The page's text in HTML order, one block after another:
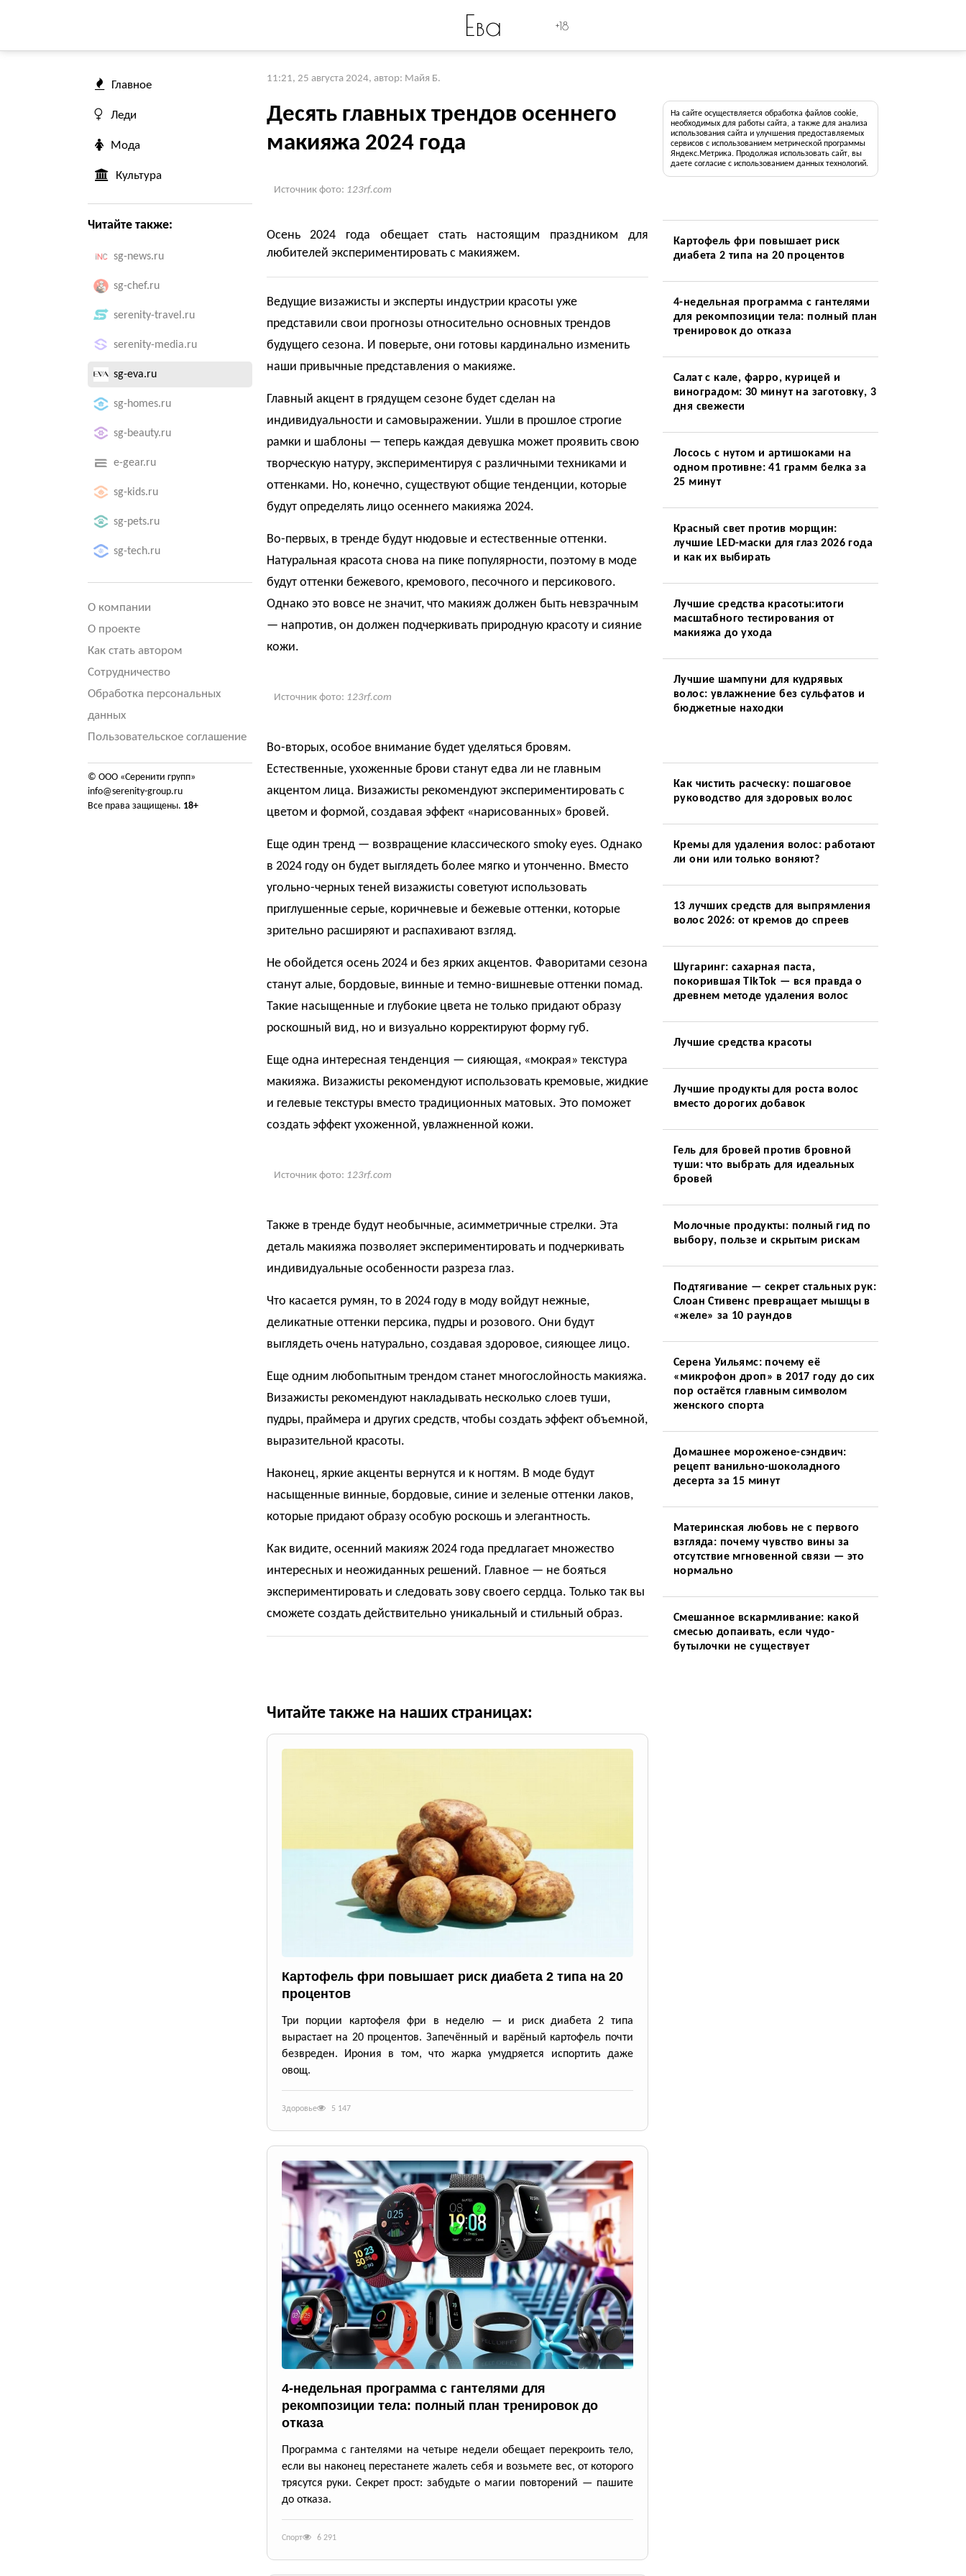
Ева +18
Главное
Леди
Мода
Культура
Читайте также:
sg-news.ru
sg-chef.ru
serenity-travel.ru
serenity-media.ru
sg-eva.ru
sg-homes.ru
sg-beauty.ru
e-gear.ru
sg-kids.ru
sg-pets.ru
sg-tech.ru
О компании
О проекте
Как стать автором
Сотрудничество
Обработка персональных
данных
Пользовательское соглашение
© ООО «Серенити групп»
info@serenity-group.ru
Все права защищены. 18+
11:21, 25 августа 2024, автор: Майя Б.
Десять главных трендов осеннего
макияжа 2024 года
Источник фото: 123rf.com
Осень 2024 года обещает стать настоящим праздником для
любителей экспериментировать с макияжем.
Ведущие визажисты и эксперты индустрии красоты уже
представили свои прогнозы относительно основных трендов
будущего сезона. И поверьте, они готовы кардинально изменить
наши привычные представления о макияже.
Главный акцент в грядущем сезоне будет сделан на
индивидуальности и самовыражении. Ушли в прошлое строгие
рамки и шаблоны — теперь каждая девушка может проявить свою
творческую натуру, экспериментируя с различными техниками и
оттенками. Но, конечно, существуют общие тенденции, которые
будут определять лицо осеннего макияжа 2024.
Во-первых, в тренде будут нюдовые и естественные оттенки.
Натуральная красота снова на пике популярности, поэтому в моде
будут оттенки бежевого, кремового, песочного и персикового.
Однако это вовсе не значит, что макияж должен быть невзрачным
— напротив, он должен подчеркивать природную красоту и сияние
кожи.
Источник фото: 123rf.com
Во-вторых, особое внимание будет уделяться бровям.
Естественные, ухоженные брови станут едва ли не главным
акцентом лица. Визажисты рекомендуют экспериментировать с
цветом и формой, создавая эффект «нарисованных» бровей.
Еще один тренд — возвращение классического smoky eyes. Однако
в 2024 году он будет выглядеть более мягко и утонченно. Вместо
угольно-черных теней визажисты советуют использовать
приглушенные серые, коричневые и бежевые оттенки, которые
зрительно расширяют и распахивают взгляд.
Не обойдется осень 2024 и без ярких акцентов. Фаворитами сезона
станут алые, бордовые, винные и темно-вишневые оттенки помад.
Такие насыщенные и глубокие цвета не только придают образу
роскошный вид, но и визуально корректируют форму губ.
Еще одна интересная тенденция — сияющая, «мокрая» текстура
макияжа. Визажисты рекомендуют использовать кремовые, жидкие
и гелевые текстуры вместо традиционных матовых. Это поможет
создать эффект ухоженной, увлажненной кожи.
Источник фото: 123rf.com
Также в тренде будут необычные, асимметричные стрелки. Эта
деталь макияжа позволяет экспериментировать и подчеркивать
индивидуальные особенности разреза глаз.
Что касается румян, то в 2024 году в моду войдут нежные,
деликатные оттенки персика, пудры и розового. Они будут
выглядеть очень натурально, создавая здоровое, сияющее лицо.
Еще одним любопытным трендом станет многослойность макияжа.
Визажисты рекомендуют накладывать несколько слоев туши,
пудры, праймера и других средств, чтобы создать эффект объемной,
выразительной красоты.
Наконец, яркие акценты вернутся и к ногтям. В моде будут
насыщенные винные, бордовые, синие и зеленые оттенки лаков,
которые придают образу особую роскошь и элегантность.
Как видите, осенний макияж 2024 года предлагает множество
интересных и неожиданных решений. Главное — не бояться
экспериментировать и следовать зову своего сердца. Только так вы
сможете создать действительно уникальный и стильный образ.
Читайте также на наших страницах:
Картофель фри повышает риск диабета 2 типа на 20
процентов
Три порции картофеля фри в неделю — и риск диабета 2 типа
вырастает на 20 процентов. Запечённый и варёный картофель почти
безвреден. Ирония в том, что жарка умудряется испортить даже
овощ.
Здоровье 5 147
4-недельная программа с гантелями для
рекомпозиции тела: полный план тренировок до
отказа
Программа с гантелями на четыре недели обещает перекроить тело,
если вы наконец перестанете жалеть себя и возьмете вес, от которого
трясутся руки. Секрет прост: забудьте о магии повторений — пашите
до отказа.
Спорт 6 291
На сайте осуществляется обработка файлов cookie,
необходимых для работы сайта, а также для анализа
использования сайта и улучшения предоставляемых
сервисов с использованием метрической программы
Яндекс.Метрика. Продолжая использовать сайт, вы
даете согласие с использованием данных технологий.
Картофель фри повышает риск
диабета 2 типа на 20 процентов
4-недельная программа с гантелями
для рекомпозиции тела: полный план
тренировок до отказа
Салат с кале, фарро, курицей и
виноградом: 30 минут на заготовку, 3
дня свежести
Лосось с нутом и артишоками на
одном противне: 41 грамм белка за
25 минут
Красный свет против морщин:
лучшие LED-маски для глаз 2026 года
и как их выбирать
Лучшие средства красоты:итоги
масштабного тестирования от
макияжа до ухода
Лучшие шампуни для кудрявых
волос: увлажнение без сульфатов и
бюджетные находки
Как чистить расческу: пошаговое
руководство для здоровых волос
Кремы для удаления волос: работают
ли они или только воняют?
13 лучших средств для выпрямления
волос 2026: от кремов до спреев
Шугаринг: сахарная паста,
покорившая TikTok — вся правда о
древнем методе удаления волос
Лучшие средства красоты
Лучшие продукты для роста волос
вместо дорогих добавок
Гель для бровей против бровной
туши: что выбрать для идеальных
бровей
Молочные продукты: полный гид по
выбору, пользе и скрытым рискам
Подтягивание — секрет стальных рук:
Слоан Стивенс превращает мышцы в
«желе» за 10 раундов
Серена Уильямс: почему её
«микрофон дроп» в 2017 году до сих
пор остаётся главным символом
женского спорта
Домашнее мороженое-сэндвич:
рецепт ванильно-шоколадного
десерта за 15 минут
Материнская любовь не с первого
взгляда: почему чувство вины за
отсутствие мгновенной связи — это
нормально
Смешанное вскармливание: какой
смесью допаивать, если чудо-
бутылочки не существует